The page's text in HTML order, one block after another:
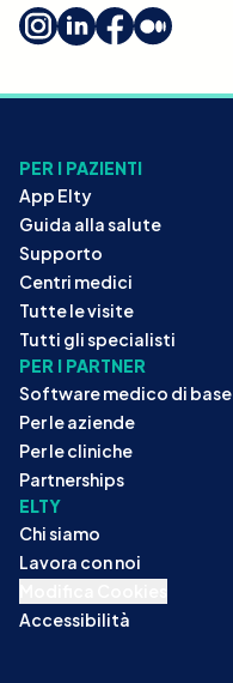
PER I PAZIENTI
App Elty
Guida alla salute
Supporto
Centri medici
Tutte le visite
Tutti gli specialisti
PER I PARTNER
Software medico di base
Per le aziende
Per le cliniche
Partnerships
ELTY
Chi siamo
Lavora con noi
Accessibilità